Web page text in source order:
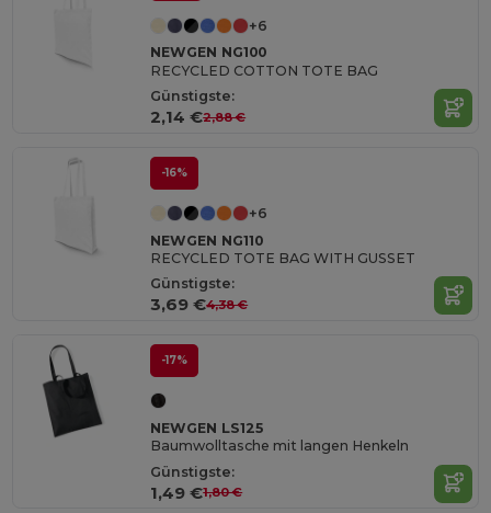
+6
NEWGEN NG100
RECYCLED COTTON TOTE BAG
Günstigste:
2,14 €2,88 €
-16%
+6
NEWGEN NG110
RECYCLED TOTE BAG WITH GUSSET
Günstigste:
3,69 €4,38 €
-17%
NEWGEN LS125
Baumwolltasche mit langen Henkeln
Günstigste:
1,49 €1,80 €